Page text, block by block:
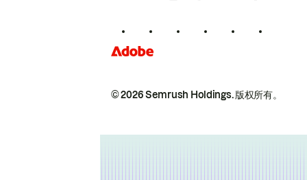
© 2026 Semrush Holdings.版权所有。